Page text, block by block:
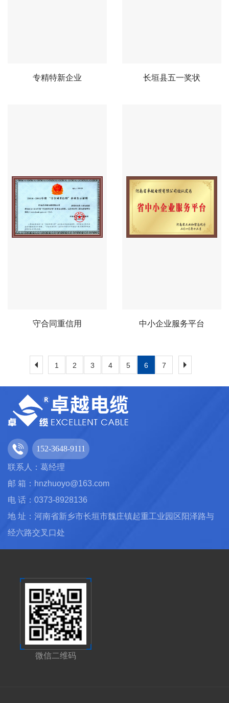
专精特新企业 长垣县五一奖状
守合同重信用 中小企业服务平台
1 2 3 4 5 6 7
152-3648-9111
联系人：葛经理
邮 箱：hnzhuoyo@163.com
电 话：0373-8928136
地 址：河南省新乡市长垣市魏庄镇起重工业园区阳泽路与
经六路交叉口处
微信二维码